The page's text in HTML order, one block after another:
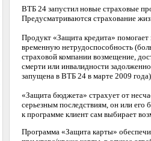
ВТБ 24 запустил новые страховые
Предусматриваются страхование
Продукт «Защита кредита» помогает
временную нетрудоспособность
страховой компании возмещение,
смерти или инвалидности
запущена в ВТБ 24 в марте 2009
«Защита бюджета» страхует от
серьезным последствиям, он или
к программе клиент сам выбирает
Программа «Защита карты»